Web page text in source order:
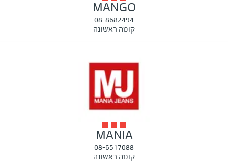
MANGO
08-8682494
קומה ראשונה
MANIA
08-6517088
קומה ראשונה